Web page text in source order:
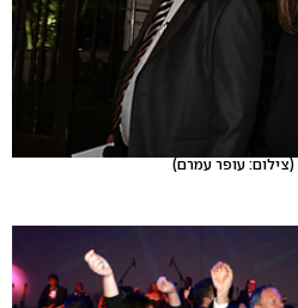
(צילום: עופר עמרם)